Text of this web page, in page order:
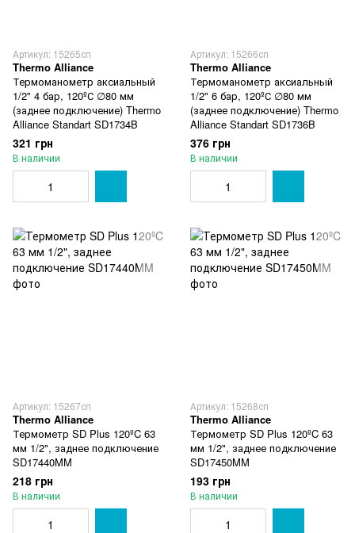
Артикул: 15265сп
Thermo Alliance
Термоманометр аксиальный
1/2" 4 бар, 120ºС ∅80 мм
(заднее подключение) Thermo
Alliance Standart SD1734B
321 грн
В наличии
Артикул: 15266сп
Thermo Alliance
Термоманометр аксиальный
1/2" 6 бар, 120ºС ∅80 мм
(заднее подключение) Thermo
Alliance Standart SD1736B
376 грн
В наличии
Артикул: 15267сп
Thermo Alliance
Термометр SD Plus 120ºC 63
мм 1/2", заднее подключение
SD17440MM
218 грн
В наличии
Артикул: 15268сп
Thermo Alliance
Термометр SD Plus 120ºC 63
мм 1/2", заднее подключение
SD17450MM
193 грн
В наличии